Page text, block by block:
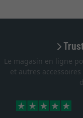
Le magasin en ligne
et autres